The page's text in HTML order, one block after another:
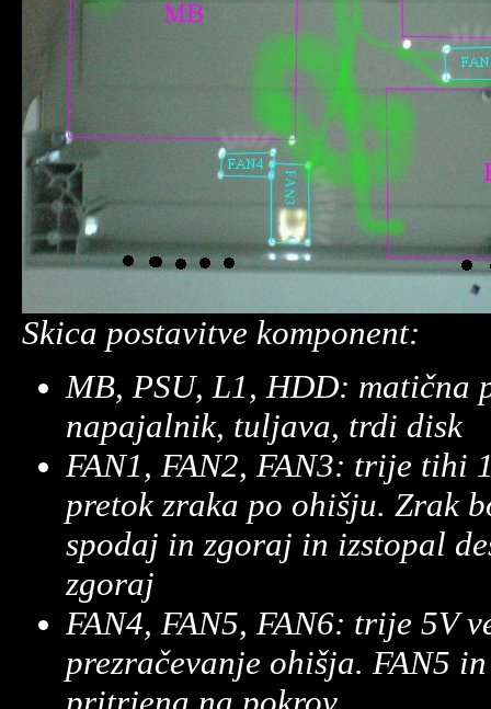
Skica postavitve komponent:
MB, PSU, L1, HDD: matična
napajalnik, tuljava, trdi disk
FAN1, FAN2, FAN3: trije tihi
pretok zraka po ohišju. Zrak
spodaj in zgoraj in izstopal
zgoraj
FAN4, FAN5, FAN6: trije 5V
prezračevanje ohišja. FAN5